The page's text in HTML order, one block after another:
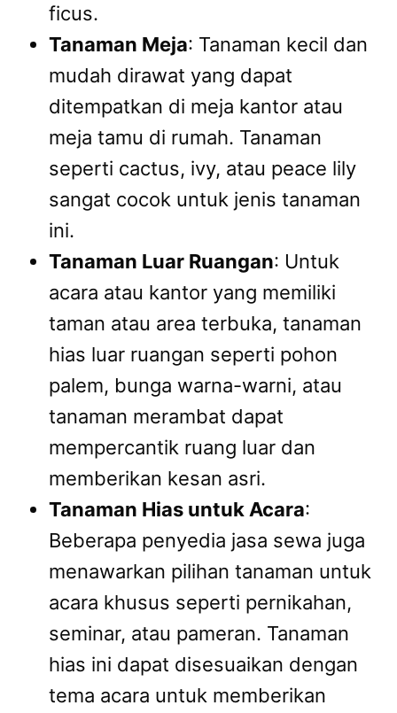
ficus.
Tanaman Meja: Tanaman kecil dan
mudah dirawat yang dapat
ditempatkan di meja kantor atau
meja tamu di rumah. Tanaman
seperti cactus, ivy, atau peace lily
sangat cocok untuk jenis tanaman
ini.
Tanaman Luar Ruangan: Untuk
acara atau kantor yang memiliki
taman atau area terbuka, tanaman
hias luar ruangan seperti pohon
palem, bunga warna-warni, atau
tanaman merambat dapat
mempercantik ruang luar dan
memberikan kesan asri.
Tanaman Hias untuk Acara:
Beberapa penyedia jasa sewa juga
menawarkan pilihan tanaman untuk
acara khusus seperti pernikahan,
seminar, atau pameran. Tanaman
hias ini dapat disesuaikan dengan
tema acara untuk memberikan